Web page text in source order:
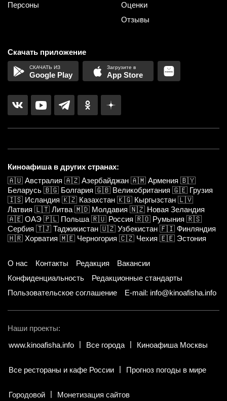
Персоны
Оценки
Отзывы
Скачать приложение
Google Play App Store
Киноафиша в других странах:
🇦🇺 Австралия 🇦🇿 Азербайджан 🇦🇲 Армения 🇧🇾
Беларусь 🇧🇬 Болгария 🇬🇧 Великобритания 🇬🇪 Грузия
🇮🇸 Исландия 🇰🇿 Казахстан 🇰🇬 Кыргызстан 🇱🇻
Латвия 🇱🇹 Литва 🇲🇩 Молдавия 🇳🇿 Новая Зеландия
🇦🇪 ОАЭ 🇵🇱 Польша 🇷🇺 Россия 🇷🇴 Румыния 🇷🇸
Сербия 🇹🇯 Таджикистан 🇺🇿 Узбекистан 🇫🇮 Финляндия
🇭🇷 Хорватия 🇲🇪 Черногория 🇨🇿 Чехия 🇪🇪 Эстония
О нас Контакты Редакция
Вакансии
Конфиденциальность
Редакционные стандарты
Пользовательское соглашение
E-mail: info@kinoafisha.info
Наши проекты:
www.kinoafisha.info
Все города Киноафиша Москвы
Все рестораны и кафе России Прогноз погоды в мире
Городовой Монетизация сайтов